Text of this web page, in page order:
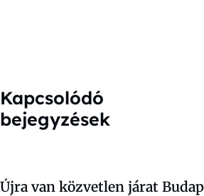
Kapcsolódó
bejegyzések
Újra van közvetlen járat